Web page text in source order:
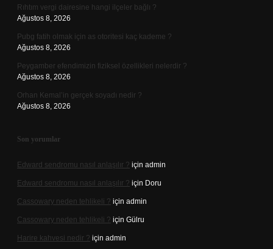
Rıhtım vergi dairesine hangi ilçeler bağlı ?
Ağustos 8, 2026
Pubg fatih olmak için as otoritesi kaç kademe ?
Ağustos 8, 2026
Peygamber efendimizin fiziksel özellikleri nelerdir ?
Ağustos 8, 2026
Orhan Kemal’in gerçek soyadı nedir ?
Ağustos 8, 2026
Son yorumlar
Edward sendromu nasıl anlaşılır ? için admin
Edward sendromu nasıl anlaşılır ? için Doru
Cassowary neden tehlikeli ? için admin
Cassowary neden tehlikeli ? için Gülru
Harire kahvesi nedir ? için admin